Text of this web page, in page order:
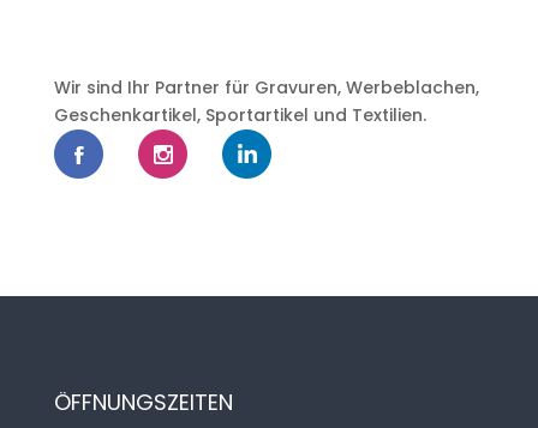
Wir sind Ihr Partner für Gravuren, Werbeblachen,
Geschenkartikel, Sportartikel und Textilien.
ÖFFNUNGSZEITEN